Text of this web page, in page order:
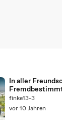
In aller
finke13-3
vor 10 Jahren